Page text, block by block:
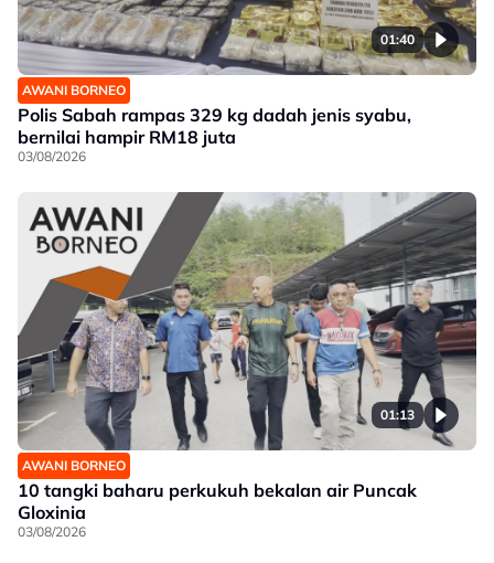
01:40
AWANI BORNEO
Polis Sabah rampas 329 kg dadah jenis syabu,
bernilai hampir RM18 juta
03/08/2026
01:13
AWANI BORNEO
10 tangki baharu perkukuh bekalan air Puncak
Gloxinia
03/08/2026